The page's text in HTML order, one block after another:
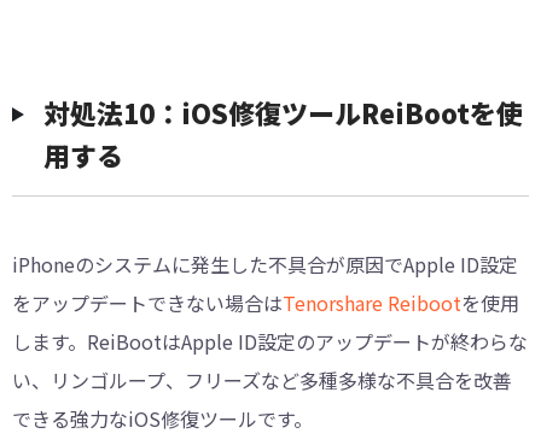
対処法10：iOS修復ツールReiBootを使
用する
iPhoneのシステムに発生した不具合が原因でApple ID設定
をアップデートできない場合はTenorshare Reibootを使用
します。ReiBootはApple ID設定のアップデートが終わらな
い、リンゴループ、フリーズなど多種多様な不具合を改善
できる強力なiOS修復ツールです。